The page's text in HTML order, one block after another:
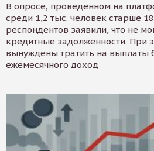
В опросе, проведенном на
среди 1,2 тыс. человек старше
респондентов заявили, что не
кредитные задолженности. При
вынуждены тратить на выплаты
ежемесячного доход